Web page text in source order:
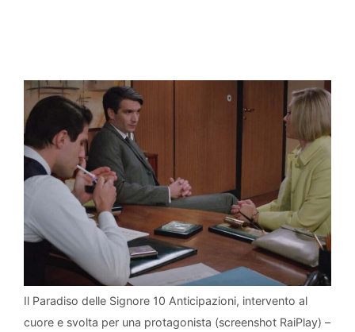
Il Paradiso delle Signore 10 Anticipazioni, intervento al
cuore e svolta per una protagonista (screenshot RaiPlay) –